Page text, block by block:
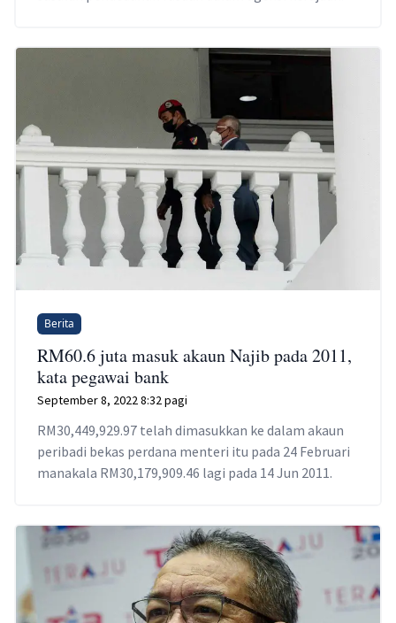
Berita
RM60.6 juta masuk akaun Najib pada 2011,
kata pegawai bank
September 8, 2022 8:32 pagi
RM30,449,929.97 telah dimasukkan ke dalam akaun
peribadi bekas perdana menteri itu pada 24 Februari
manakala RM30,179,909.46 lagi pada 14 Jun 2011.